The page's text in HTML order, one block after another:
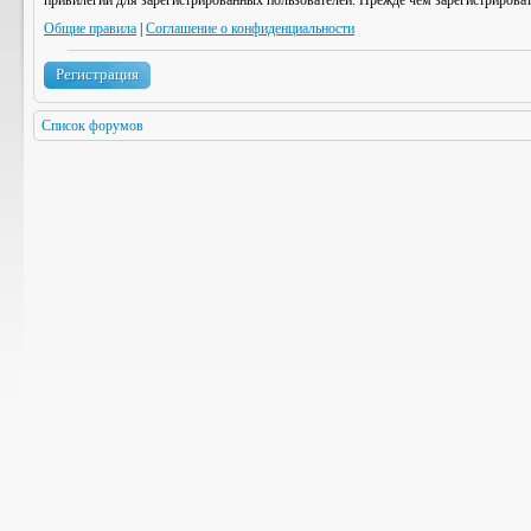
Общие правила Соглашение о конфиденциальности
Регистрация
Список форумов